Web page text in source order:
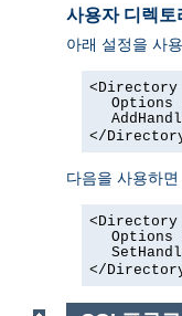
사용자 디렉토
아래 설정을 사
<Directory
Options
</
다음을 사용하
Options
</